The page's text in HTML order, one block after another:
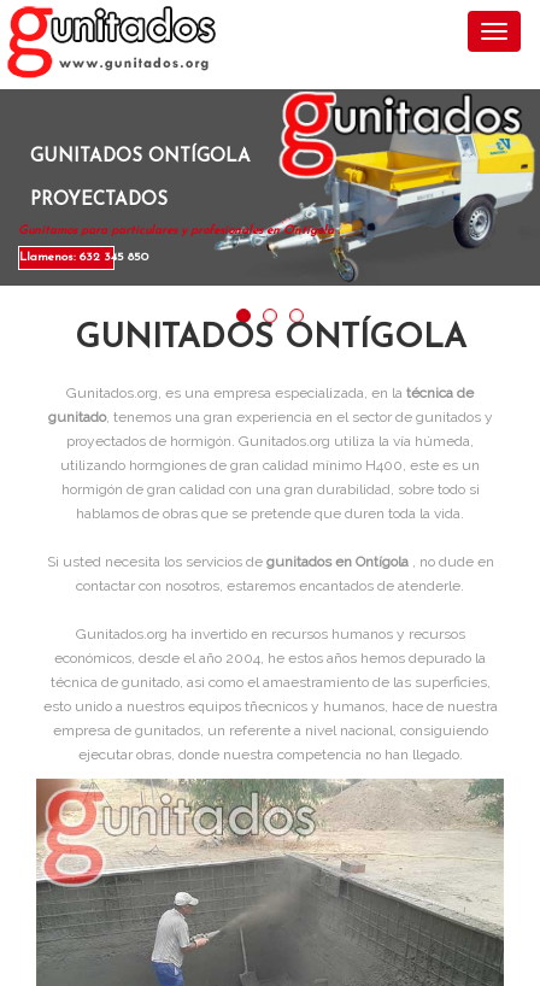
GUNITADOS ONTÍGOLA
PROYECTADOS
Gunitamos para particulares y profesionales en Ontígola .
Llamenos: 632 345 850
GUNITADOS ONTÍGOLA
Gunitados.org, es una empresa especializada, en la técnica de
gunitado, tenemos una gran experiencia en el sector de gunitados y
proyectados de hormigón. Gunitados.org utiliza la vía húmeda,
utilizando hormgiones de gran calidad mínimo H400, este es un
hormigón de gran calidad con una gran durabilidad, sobre todo si
hablamos de obras que se pretende que duren toda la vida.
Si usted necesita los servicios de gunitados en Ontígola , no dude en
contactar con nosotros, estaremos encantados de atenderle.
Gunitados.org ha invertido en recursos humanos y recursos
económicos, desde el año 2004, he estos años hemos depurado la
técnica de gunitado, asi como el amaestramiento de las superficies,
esto unido a nuestros equipos tñecnicos y humanos, hace de nuestra
empresa de gunitados, un referente a nivel nacional, consiguiendo
ejecutar obras, donde nuestra competencia no han llegado.